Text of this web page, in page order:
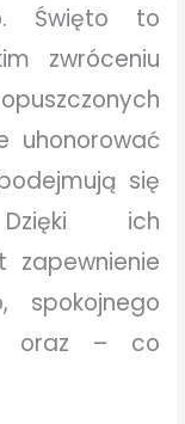
Święto to
zwróceniu
uhonorować
się
ich
zapewnienie
spokojnego
oraz – co